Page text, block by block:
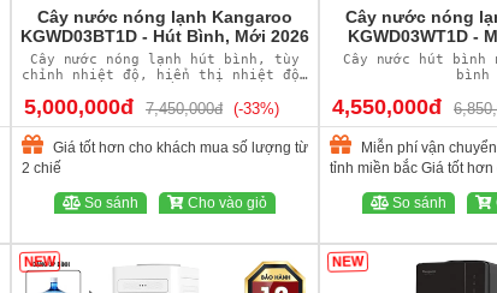
Cây nước nóng lạnh Kangaroo
KGWD03BT1D - Hút Bình, Mới 2026
Cây nước nóng lạnh hút bình, tùy
chỉnh nhiệt độ, hiển thị nhiệt độ,
5,000,000đ 7,450,000đ (-33%)
Giá tốt hơn cho khách mua số lượng từ
2 chiế
So sánh Cho vào giỏ
Cây nước nóng
KGWD03WT1D -
Cây nước hút bình
bình
4,550,000đ
Miễn phí vận
tỉnh miền bắc Giá tốt hơn
lượng từ 2 chiếc
So sánh
NEW NEW